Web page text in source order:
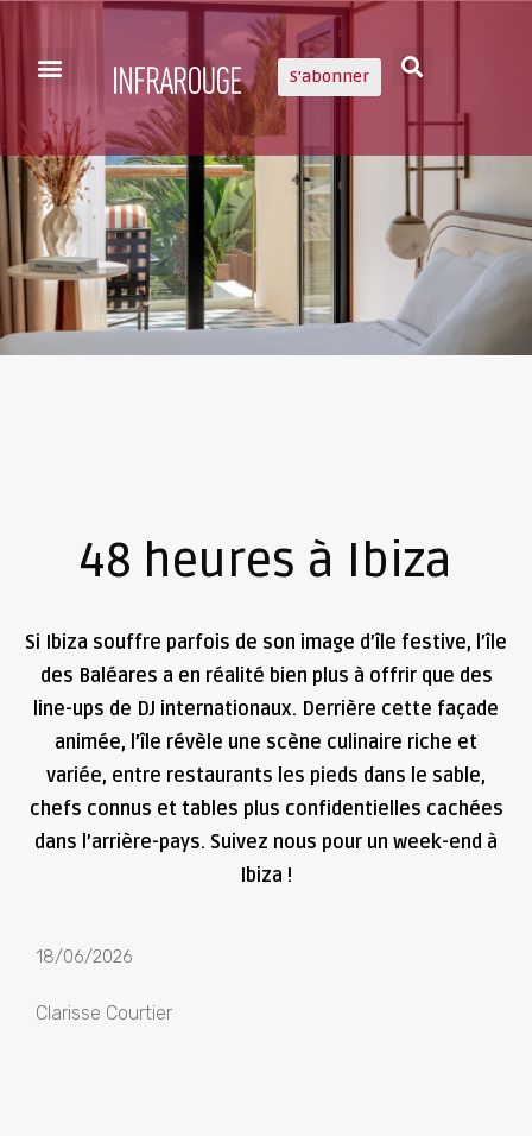
S'abonner
48 heures à Ibiza
Si Ibiza souffre parfois de son image d’île festive, l’île
des Baléares a en réalité bien plus à offrir que des
line-ups de DJ internationaux. Derrière cette façade
animée, l’île révèle une scène culinaire riche et
variée, entre restaurants les pieds dans le sable,
chefs connus et tables plus confidentielles cachées
dans l’arrière-pays. Suivez nous pour un week-end à
Ibiza !
18/06/2026
Clarisse Courtier